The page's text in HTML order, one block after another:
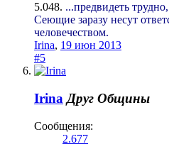
5.048. ...предвидеть трудно,
Сеющие заразу несут
человечеством.
Irina, 19 июн 2013
#5
Irina Друг Общины
Сообщения:
2.677